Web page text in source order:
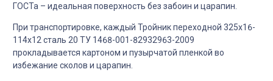
ГОСТа – идеальная поверхность без забоин и царапин.
При транспортировке, каждый Тройник переходной 325х16-
114х12 сталь 20 ТУ 1468-001-82932963-2009
прокладывается картоном и пузырчатой пленкой во
избежание сколов и царапин.